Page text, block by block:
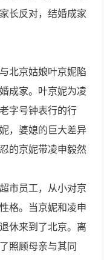
长反对，结婚成家
北京姑娘叶京妮陷
成家。叶京妮为凌
字号钟表行的行
， 婆媳的巨大差异
的京妮带凌申毅然
市员工，从小对京
格。当京妮和凌申
休来到了北京。离
照顾母亲与其同